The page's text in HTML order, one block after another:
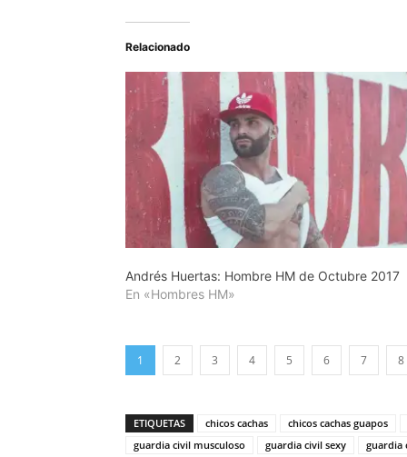
Relacionado
Andrés Huertas: Hombre HM de Octubre 2017
En «Hombres HM»
1 2 3 4 5 6 7 8
ETIQUETAS chicos cachas
chicos cachas guapos
guardia civil musculoso
guardia civil sexy guardia